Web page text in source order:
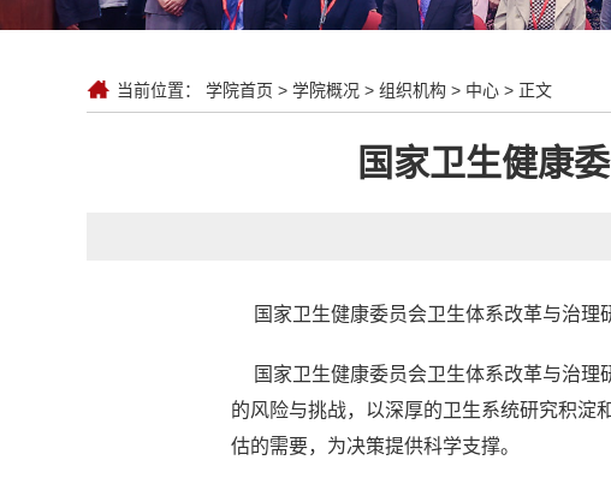
当前位置： 学院首页 > 学院概况 > 组织机构 > 中心 > 正文
国家卫生健康
国家卫生健康委员会卫生体系改革与治理
国家卫生健康委员会卫生体系改革与治理
的风险与挑战，以深厚的卫生系统研究积淀
估的需要，为决策提供科学支撑。